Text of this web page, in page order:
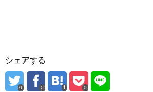
シェアする
0 0 0